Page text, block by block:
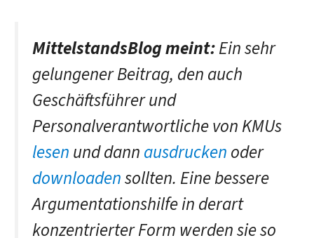
MittelstandsBlog meint:Ein sehr
gelungener Beitrag, den auch
Geschäftsführer und
Personalverantwortliche von KMUs
lesenund dannausdruckenoder
downloadensollten. Eine bessere
Argumentationshilfe in derart
konzentrierter Form werden sie so